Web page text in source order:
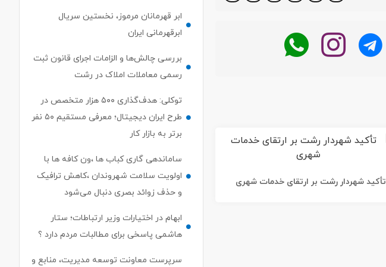
تأکید شهردار رشت بر ارتقای خدمات شهری
ابر قهرمانان مرموز، نخستین سریال
ابرقهرمانی ایران
بررسی چالش‌ها و الزامات اجرای قانون ثبت
رسمی معاملات املاک در رشت
توکلی: هدف‌گذاری ۵۰۰ هزار متخصص در
طرح ایران دیجیتال؛ معرفی مستقیم ۵۰ نفر
برتر به بازار کار
ساماندهی گاری کباب ها ،ون کافه ها با
اولویت سلامت شهروندان ،کاهش ترافیک
و حذف زوائد بصری دنبال می‌شود
ابهام در اختیارات وزیر ارتباطات؛ ستار
هاشمی پاسخی برای مطالبات مردم دارد ؟
سرپرست معاونت توسعه مدیریت، منابع و